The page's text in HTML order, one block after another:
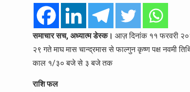
समाचार सच, अध्यात्म डेस्क। आज़ दिनांक ११ फरवरी
२९ गते माघ मास चान्द्रमास से फाल्गुन कृष्ण पक्ष नवमी
काल १/३० बजे से ३ बजे तक
राशि फल